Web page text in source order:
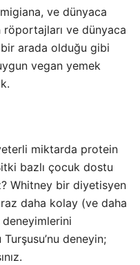
ve dünyaca
röportajları ve dünyaca
arada olduğu gibi
vegan yemek
miktarda protein
bazlı çocuk dostu
Whitney bir diyetisyen
daha kolay (ve daha
deneyin;